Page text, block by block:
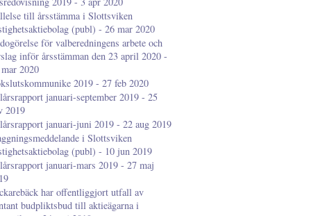
till årsstämma i Slottsviken
(publ) - 26 mar 2020
för valberedningens arbete och
inför årsstämman den 23 april 2020 -
2020
2019 - 27 feb 2020
januari-september 2019 - 25
2019
januari-juni 2019 - 22 aug 2019
i Slottsviken
(publ) - 10 jun 2019
januari-mars 2019 - 27 maj
har offentliggjort utfall av
budpliktsbud till aktieägarna i